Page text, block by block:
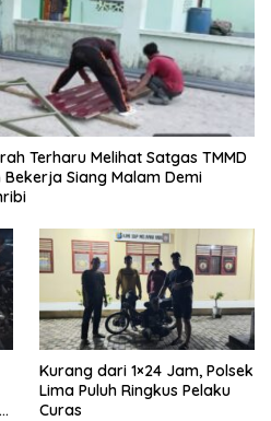
Terharu Melihat Satgas TMMD
Siang Malam Demi
Kurang dari 1×24 Jam, Polsek
Lima Puluh Ringkus Pelaku
Curas